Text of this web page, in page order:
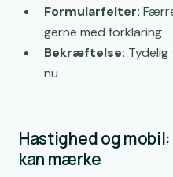
Formularfelter:
gerne med forklaring
Bekræftelse:
nu
Hastighed og
kan mærke